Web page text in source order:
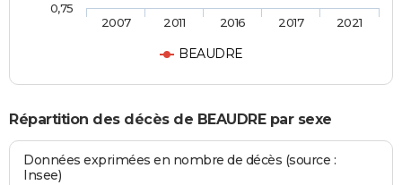
BEAUDRE
2007 2011 2016 2017 2021
0,75
Répartition des décès de BEAUDRE par sexe
Données exprimées en nombre de décès (source :
Insee)